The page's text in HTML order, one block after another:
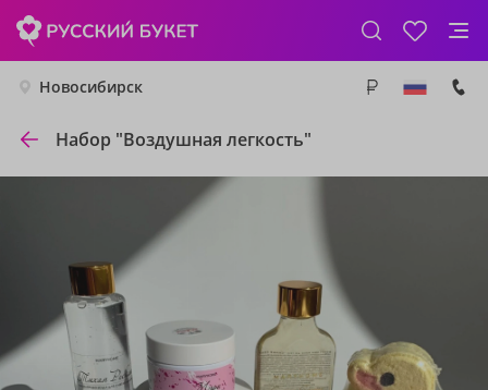
Новосибирск
Набор "Воздушная легкость"